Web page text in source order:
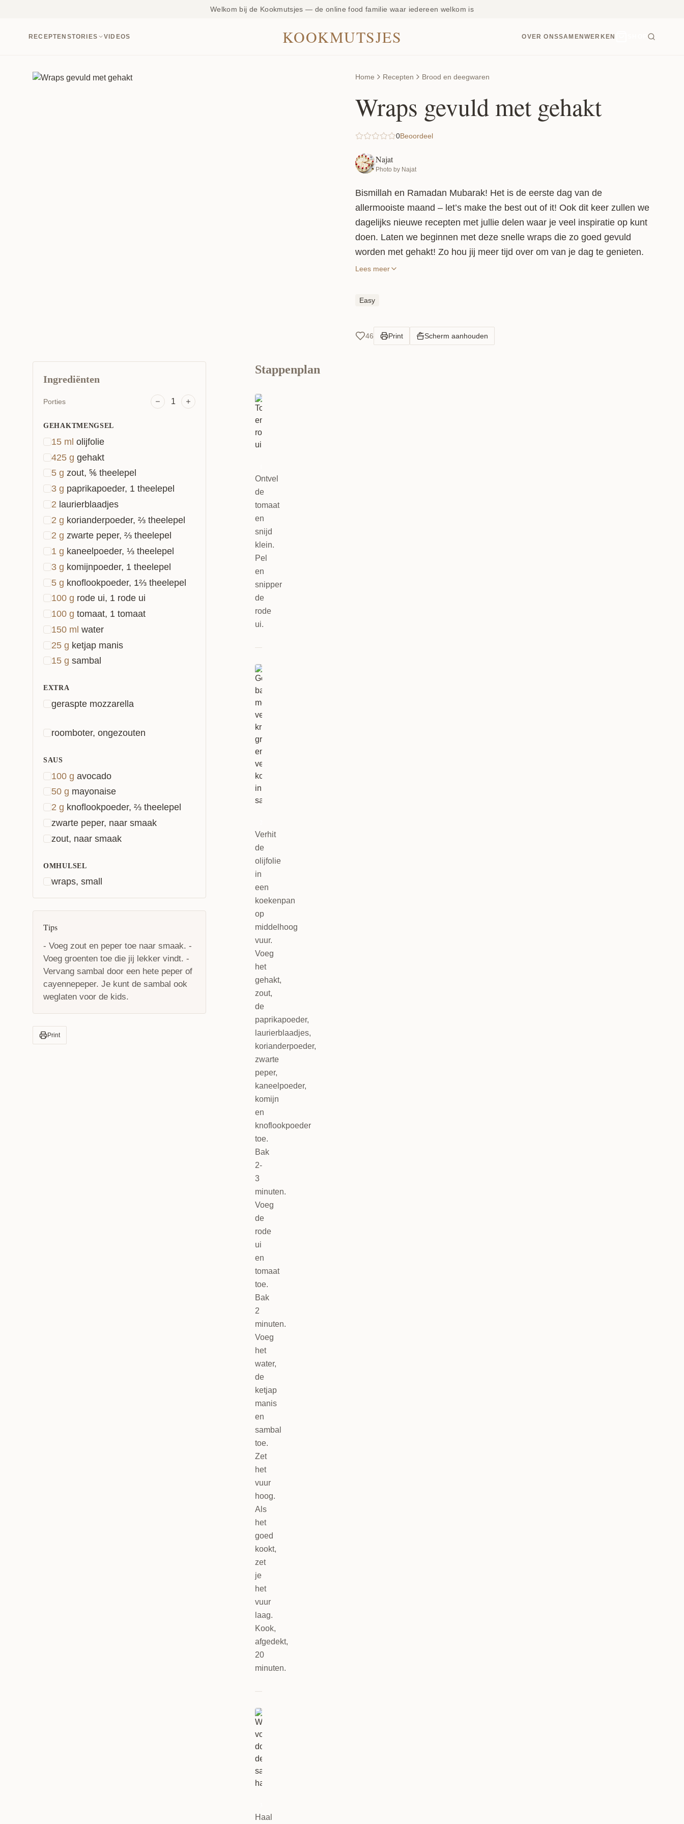
Welkom bij de Kookmutsjes — de online food familie waar iedereen welkom is
RECEPTEN STORIES VIDEOS KOOKMUTSJES OVER ONSSAMENWERKEN
Home Recepten Brood en deegwaren
Wraps gevuld met gehakt
0Beoordeel
Najat
Photo by Najat
Bismillah en Ramadan Mubarak! Het is de eerste dag van de
allermooiste maand – let’s make the best out of it! Ook dit keer zullen we
dagelijks nieuwe recepten met jullie delen waar je veel inspiratie op kunt
doen. Laten we beginnen met deze snelle wraps die zo goed gevuld
worden met gehakt! Zo hou jij meer tijd over om van je dag te genieten.
Lees meer
Easy
46 Print Scherm aanhouden
Ingrediënten
Porties 1
GEHAKTMENGSEL
15 ml olijfolie
425 g gehakt
5 g zout, ⅚ theelepel
3 g paprikapoeder, 1 theelepel
2 laurierblaadjes
2 g korianderpoeder, ⅔ theelepel
2 g zwarte peper, ⅔ theelepel
1 g kaneelpoeder, ⅓ theelepel
3 g komijnpoeder, 1 theelepel
5 g knoflookpoeder, 1⅔ theelepel
100 g rode ui, 1 rode ui
100 g tomaat, 1 tomaat
150 ml water
25 g ketjap manis
15 g sambal
EXTRA
geraspte mozzarella
roomboter, ongezouten
SAUS
100 g avocado
50 g mayonaise
2 g knoflookpoeder, ⅔ theelepel
zwarte peper, naar smaak
zout, naar smaak
OMHULSEL
wraps, small
Tips
- Voeg zout en peper toe naar smaak. -
Voeg groenten toe die jij lekker vindt. -
Vervang sambal door een hete peper of
cayennepeper. Je kunt de sambal ook
weglaten voor de kids.
Print
Stappenplan
Ontvel
de
tomaat
en
snijd
klein.
Pel
en
snipper
de
rode
ui.
Verhit
de
olijfolie
in
een
koekenpan
op
middelhoog
vuur.
Voeg
het
gehakt,
zout,
de
paprikapoeder,
laurierblaadjes,
korianderpoeder,
zwarte
peper,
kaneelpoeder,
komijn
en
knoflookpoeder
toe.
Bak
2-
3
minuten.
Voeg
de
rode
ui
en
tomaat
toe.
Bak
2
minuten.
Voeg
het
water,
de
ketjap
manis
en
sambal
toe.
Zet
het
vuur
hoog.
Als
het
goed
kookt,
zet
je
het
vuur
laag.
Kook,
afgedekt,
20
minuten.
Haal